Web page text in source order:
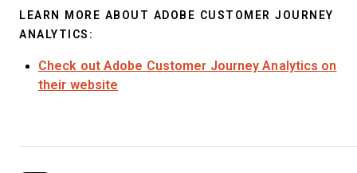
LEARN MORE ABOUT ADOBE CUSTOMER JOURNEY
ANALYTICS:
Check out Adobe Customer Journey Analytics on
their website